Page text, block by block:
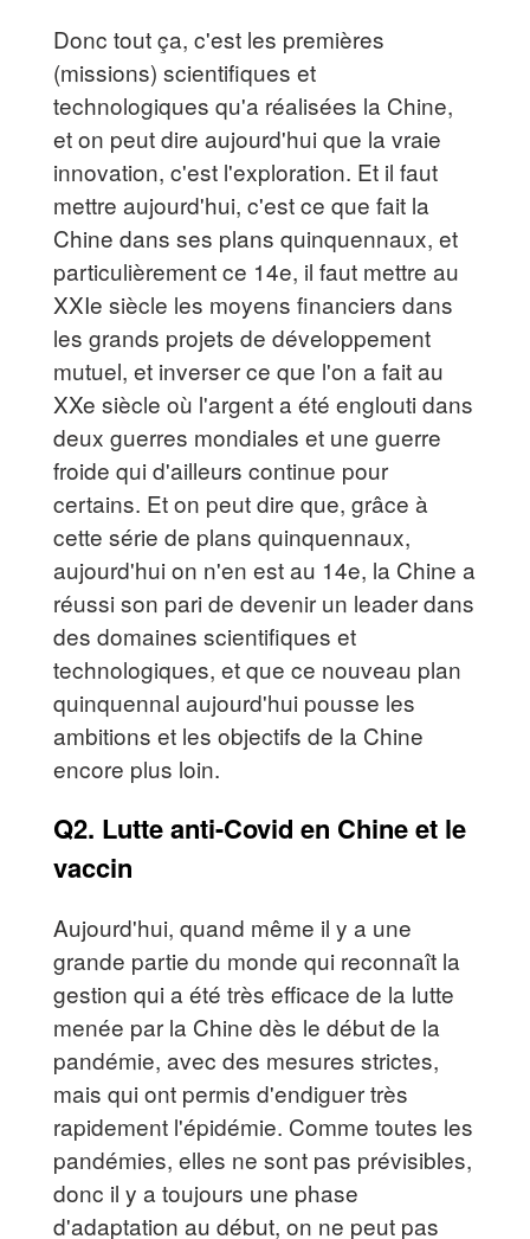
Donc tout ça, c'est les premières
(missions) scientifiques et
technologiques qu'a réalisées la Chine,
et on peut dire aujourd'hui que la vraie
innovation, c'est l'exploration. Et il faut
mettre aujourd'hui, c'est ce que fait la
Chine dans ses plans quinquennaux, et
particulièrement ce 14e, il faut mettre au
XXIe siècle les moyens financiers dans
les grands projets de développement
mutuel, et inverser ce que l'on a fait au
XXe siècle où l'argent a été englouti dans
deux guerres mondiales et une guerre
froide qui d'ailleurs continue pour
certains. Et on peut dire que, grâce à
cette série de plans quinquennaux,
aujourd'hui on n'en est au 14e, la Chine a
réussi son pari de devenir un leader dans
des domaines scientifiques et
technologiques, et que ce nouveau plan
quinquennal aujourd'hui pousse les
ambitions et les objectifs de la Chine
encore plus loin.
Q2. Lutte anti-Covid en Chine et le
vaccin
Aujourd'hui, quand même il y a une
grande partie du monde qui reconnaît la
gestion qui a été très efficace de la lutte
menée par la Chine dès le début de la
pandémie, avec des mesures strictes,
mais qui ont permis d'endiguer très
rapidement l'épidémie. Comme toutes les
pandémies, elles ne sont pas prévisibles,
donc il y a toujours une phase
d'adaptation au début, on ne peut pas